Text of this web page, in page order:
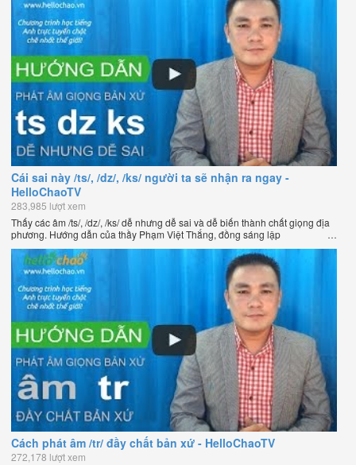
Cái sai này /ts/, /dz/, /ks/ người ta sẽ nhận ra ngay -
HelloChaoTV
283,985 lượt xem
Thấy các âm /ts/, /dz/, /ks/ dễ nhưng dễ sai và dễ biến thành chất giọng địa
phương. Hướng dẫn của thầy Phạm Việt Thắng, đồng sáng lập
HelloChao.vn - Chương trình dạy tiếng Anh trực tuyến chặt chẽ nhất thế
giới.
Cách phát âm /tr/ đầy chất bản xứ - HelloChaoTV
272,178 lượt xem